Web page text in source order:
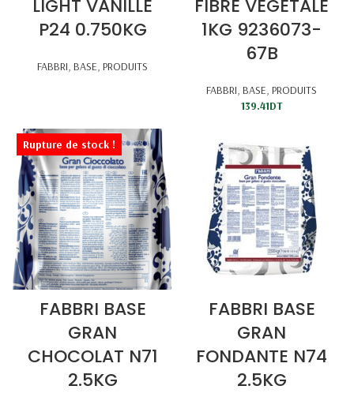
LIGHT VANILLE
P24 0.750KG
FABBRI, BASE, PRODUITS
FIBRE VEGETALE
1KG 9236073-
67B
FABBRI, BASE, PRODUITS
139.41DT
Rupture de stock !
FABBRI BASE
GRAN
CHOCOLAT N71
2.5KG
FABBRI BASE
GRAN
FONDANTE N74
2.5KG